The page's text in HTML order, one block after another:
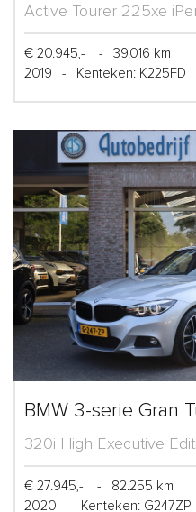
Active Tourer 225xe
€ 20.945,- -
39.016 km
2019
- Kenteken: K225FD
BMW 3-serie Gran
320i High Executive
€ 27.945,- -
82.255 km
2020
- Kenteken: G247ZP